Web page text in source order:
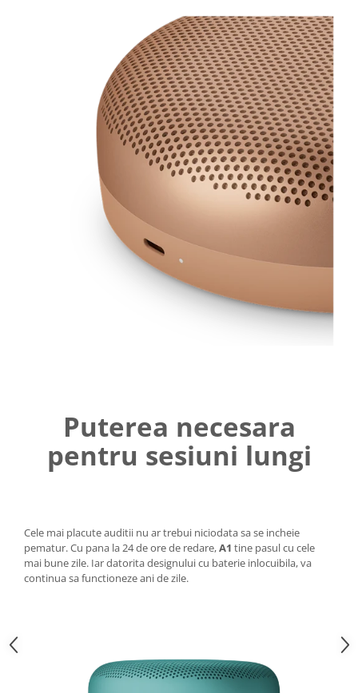
Puterea necesara
pentru sesiuni lungi
Cele mai placute auditii nu ar trebui niciodata sa se incheie
pematur. Cu pana la 24 de ore de redare,A1 tine pasul cu cele
mai bune zile. Iar datorita designului cu baterie inlocuibila, va
continua sa functioneze ani de zile.